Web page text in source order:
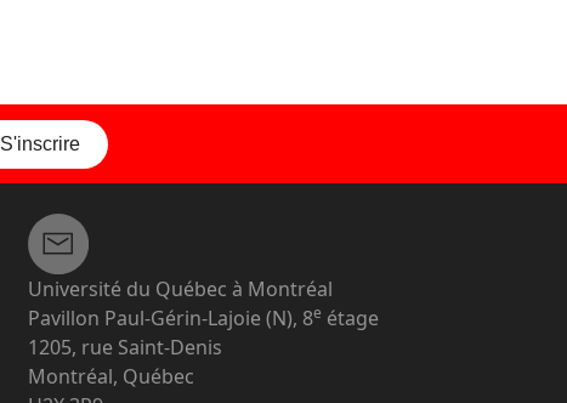
S'inscrire
Université du Québec à Montréal
Pavillon Paul-Gérin-Lajoie (N), 8e étage
1205, rue Saint-Denis
Montréal, Québec